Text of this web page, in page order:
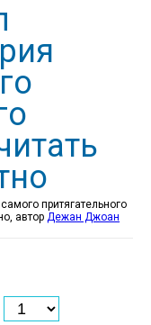
притягательного
автор Дежан Джоан